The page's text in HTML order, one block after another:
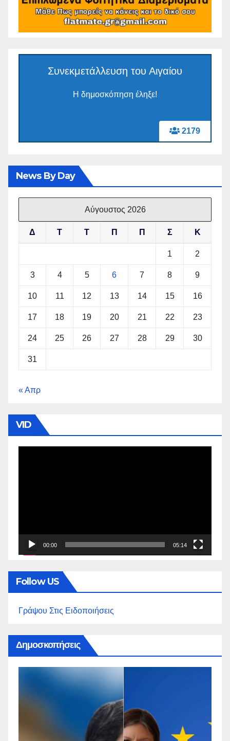
2179
Συνεκμετάλλευση του Αιγαίου
Η δημοσκόπηση έληξε!
News By Day
Αύγουστος 2026
Δ Τ Τ Π Π Σ Κ
1 2
3 4 5 6 7 8 9
10 11 12 13 14 15 16
17 18 19 20 21 22 23
24 25 26 27 28 29 30
31
« Απρ
VID
00:00 05:14
Follow US
Γράψου Στις Ειδοποιήσεις
Δημοσκοπήσεις